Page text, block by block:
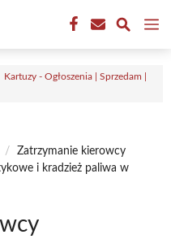
Kartuzy - Ogłoszenia | Sprzedam |
/
Zatrzymanie kierowcy
i kradzież paliwa w